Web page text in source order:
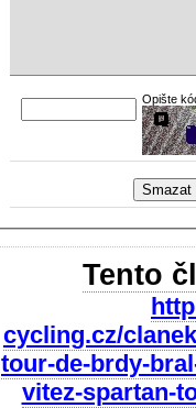
Opište
Tento
cycling.cz/
tour-de-brdy-
vitez-spartan-